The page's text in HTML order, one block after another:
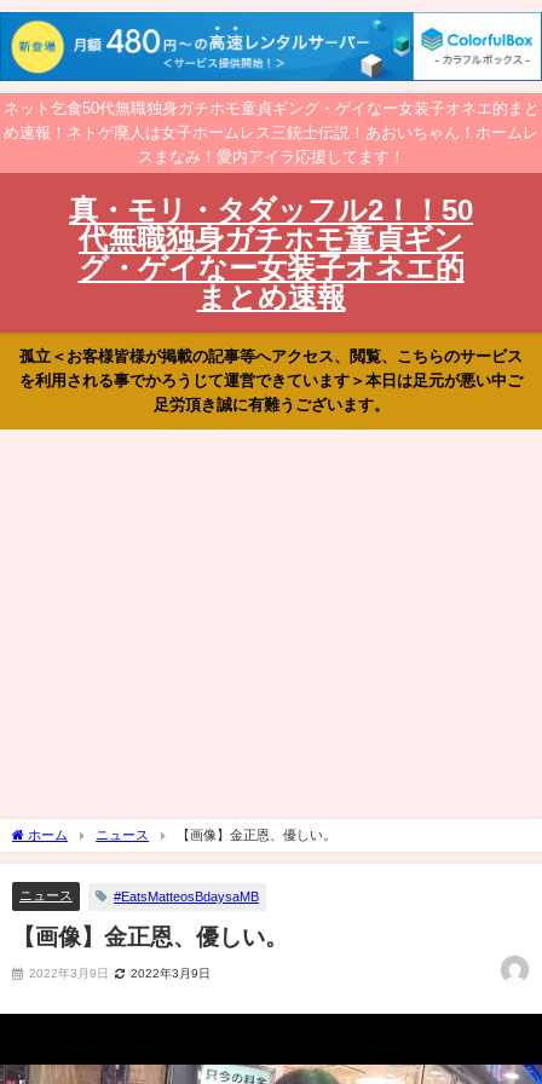
ネット乞食50代無職独身ガチホモ童貞ギング・ゲイなー女装子オネエ的まと
め速報！ネトゲ廃人は女子ホームレス三銃士伝説！あおいちゃん！ホームレ
スまなみ！愛内アイラ応援してます！
真・モリ・タダッフル2！！50
代無職独身ガチホモ童貞ギン
グ・ゲイなー女装子オネエ的
まとめ速報
孤立＜お客様皆様が掲載の記事等へアクセス、閲覧、こちらのサービス
を利用される事でかろうじて運営できています＞本日は足元が悪い中ご
足労頂き誠に有難うございます。
ホーム ニュース 【画像】金正恩、優しい。
ニュース #EatsMatteosBdaysaMB
【画像】金正恩、優しい。
2022年3月9日 2022年3月9日